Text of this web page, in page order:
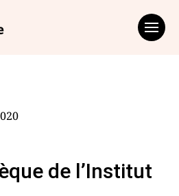
de l’Institut